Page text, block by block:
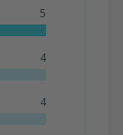
5
4
4